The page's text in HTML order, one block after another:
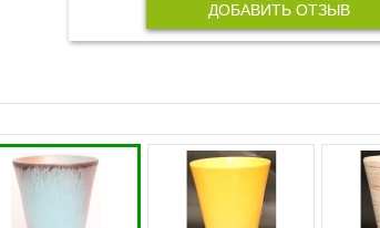
ДОБАВИТЬ ОТЗЫВ